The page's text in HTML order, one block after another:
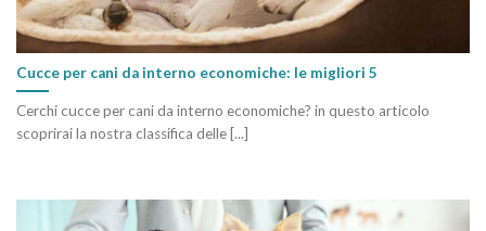
Cucce per cani da interno economiche: le migliori 5
Cerchi cucce per cani da interno economiche? in questo articolo
scoprirai la nostra classifica delle [...]